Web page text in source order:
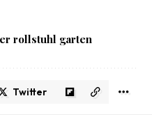
rollstuhl garten
Twitter